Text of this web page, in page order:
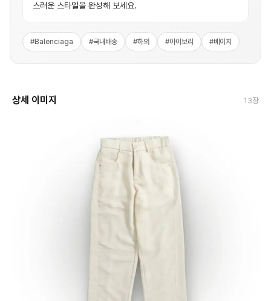
스러운 스타일을 완성해 보세요.
#Balenciaga #국내배송 #하의 #아이보리 #베이지
상세 이미지 13장